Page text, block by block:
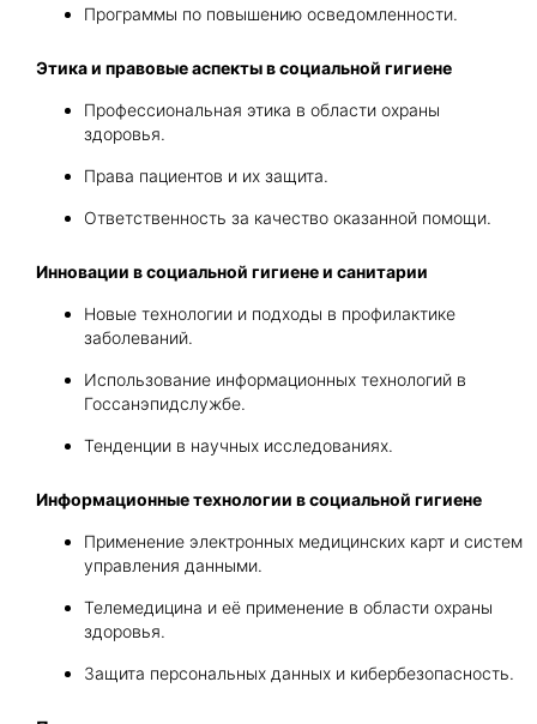
Программы по повышению осведомленности.
Этика и правовые аспекты в социальной гигиене
Профессиональная этика в области охраны
здоровья.
Права пациентов и их защита.
Ответственность за качество оказанной помощи.
Инновации в социальной гигиене и санитарии
Новые технологии и подходы в профилактике
заболеваний.
Использование информационных технологий в
Госсанэпидслужбе.
Тенденции в научных исследованиях.
Информационные технологии в социальной гигиене
Применение электронных медицинских карт и систем
управления данными.
Телемедицина и её применение в области охраны
здоровья.
Защита персональных данных и кибербезопасность.